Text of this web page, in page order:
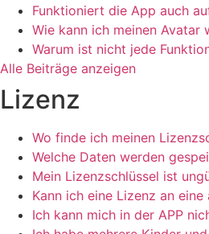
Funktioniert die App auch
Wie kann ich meinen Avatar
Warum ist nicht jede
Alle Beiträge anzeigen
Lizenz
Wo finde ich meinen
Welche Daten werden
Mein Lizenzschlüssel ist
Kann ich eine Lizenz an
Ich kann mich in der APP